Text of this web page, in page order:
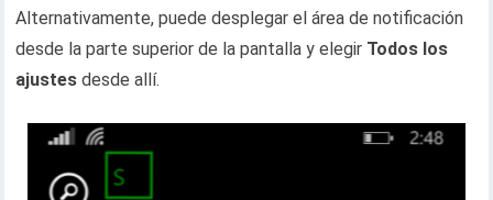
Alternativamente, puede desplegar el área de notificación
desde la parte superior de la pantalla y elegir Todos los
ajustes desde allí.